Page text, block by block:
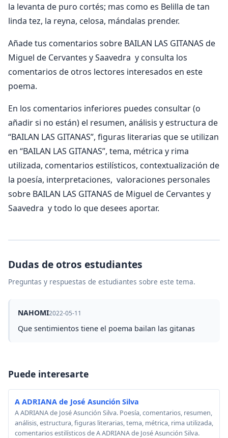
la levanta de puro cortés; mas como es Belilla de tan
linda tez, la reyna, celosa, mándalas prender.
Añade tus comentarios sobre BAILAN LAS GITANAS de
Miguel de Cervantes y Saavedra y consulta los
comentarios de otros lectores interesados en este
poema.
En los comentarios inferiores puedes consultar (o
añadir si no están) el resumen, análisis y estructura de
“BAILAN LAS GITANAS”, figuras literarias que se utilizan
en “BAILAN LAS GITANAS”, tema, métrica y rima
utilizada, comentarios estilísticos, contextualización de
la poesía, interpretaciones, valoraciones personales
sobre BAILAN LAS GITANAS de Miguel de Cervantes y
Saavedra y todo lo que desees aportar.
Dudas de otros estudiantes
Preguntas y respuestas de estudiantes sobre este tema.
NAHOMI2022-05-11
Que sentimientos tiene el poema bailan las gitanas
Puede interesarte
A ADRIANA de José Asunción Silva
A ADRIANA de José Asunción Silva. Poesía, comentarios, resumen,
análisis, estructura, figuras literarias, tema, métrica, rima utilizada,
comentarios estilísticos de A ADRIANA de José Asunción Silva.